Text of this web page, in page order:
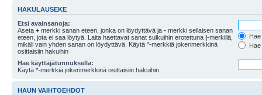
HAKULAUSEKE
Etsi avainsanoja:
Aseta + merkki sanan eteen, jonka on löydyttävä ja - merkki sellaisen sanan
eteen, jota ei saa löytyä. Laita haettavat sanat sulkuihin erotettuna |-merkillä,
mikäli vain yhden sanan on löydyttävä. Käytä *-merkkiä jokerimerkkinä
osittaisiin hakuihin
Hae käyttäjätunnuksella:
Käytä *-merkkiä jokerimerkkinä osittaisiin hakuihin
HAUN VAIHTOEHDOT